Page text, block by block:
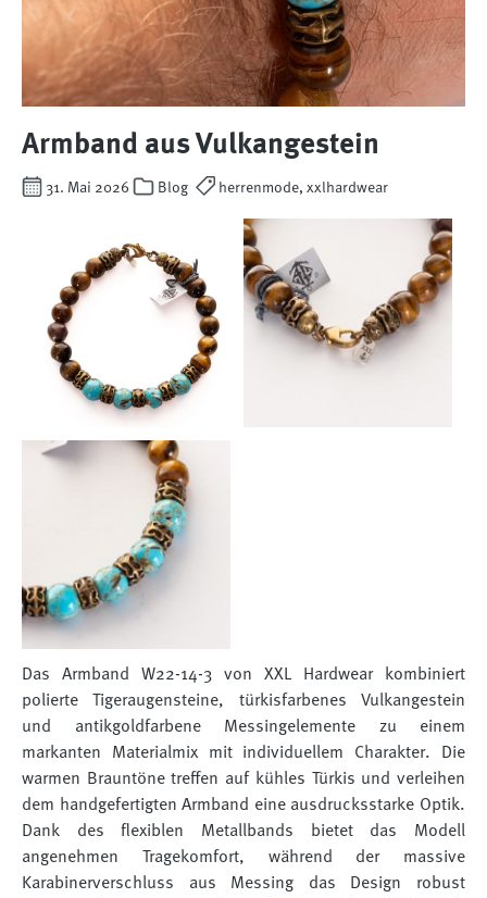
Armband aus Vulkangestein
31. Mai 2026 Blog herrenmode, xxlhardwear
Das Armband W22-14-3 von XXL Hardwear kombiniert
polierte Tigeraugensteine, türkisfarbenes Vulkangestein
und antikgoldfarbene Messingelemente zu einem
markanten Materialmix mit individuellem Charakter. Die
warmen Brauntöne treffen auf kühles Türkis und verleihen
dem handgefertigten Armband eine ausdrucksstarke Optik.
Dank des flexiblen Metallbands bietet das Modell
angenehmen Tragekomfort, während der massive
Karabinerverschluss aus Messing das Design robust